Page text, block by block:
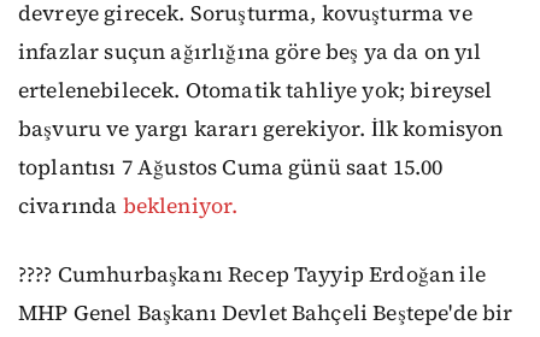
devreye girecek. Soruşturma, kovuşturma ve
infazlar suçun ağırlığına göre beş ya da on yıl
ertelenebilecek. Otomatik tahliye yok; bireysel
başvuru ve yargı kararı gerekiyor. İlk komisyon
toplantısı 7 Ağustos Cuma günü saat 15.00
civarında bekleniyor.
???? Cumhurbaşkanı Recep Tayyip Erdoğan ile
MHP Genel Başkanı Devlet Bahçeli Beştepe'de bir